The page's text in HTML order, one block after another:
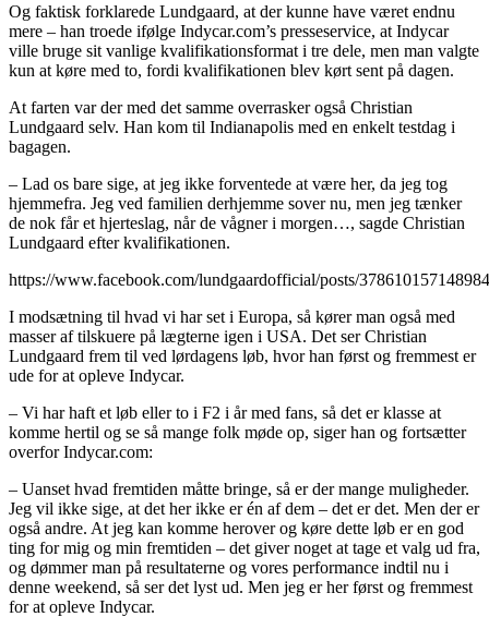
Og faktisk forklarede Lundgaard, at der kunne have været endnu
mere – han troede ifølge Indycar.com’s presseservice, at Indycar
ville bruge sit vanlige kvalifikationsformat i tre dele, men man valgte
kun at køre med to, fordi kvalifikationen blev kørt sent på dagen.
At farten var der med det samme overrasker også Christian
Lundgaard selv. Han kom til Indianapolis med en enkelt testdag i
bagagen.
– Lad os bare sige, at jeg ikke forventede at være her, da jeg tog
hjemmefra. Jeg ved familien derhjemme sover nu, men jeg tænker
de nok får et hjerteslag, når de vågner i morgen…, sagde Christian
Lundgaard efter kvalifikationen.
https://www.facebook.com/lundgaardofficial/posts/
I modsætning til hvad vi har set i Europa, så kører man også med
masser af tilskuere på lægterne igen i USA. Det ser Christian
Lundgaard frem til ved lørdagens løb, hvor han først og fremmest er
ude for at opleve Indycar.
– Vi har haft et løb eller to i F2 i år med fans, så det er klasse at
komme hertil og se så mange folk møde op, siger han og fortsætter
overfor Indycar.com:
– Uanset hvad fremtiden måtte bringe, så er der mange muligheder.
Jeg vil ikke sige, at det her ikke er én af dem – det er det. Men der er
også andre. At jeg kan komme herover og køre dette løb er en god
ting for mig og min fremtiden – det giver noget at tage et valg ud fra,
og dømmer man på resultaterne og vores performance indtil nu i
denne weekend, så ser det lyst ud. Men jeg er her først og fremmest
for at opleve Indycar.